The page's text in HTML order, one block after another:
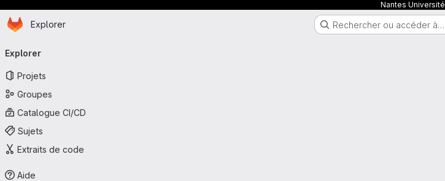
Nantes Université
Passer au contenu principal
Page d'accueil
Explorer Rechercher ou accéder à…
principale
Explorer
Projets
Groupes
Catalogue CI/CD
Sujets
Extraits de code
Aide